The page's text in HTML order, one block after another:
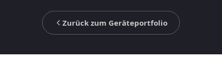
Zurück zum Geräteportfolio